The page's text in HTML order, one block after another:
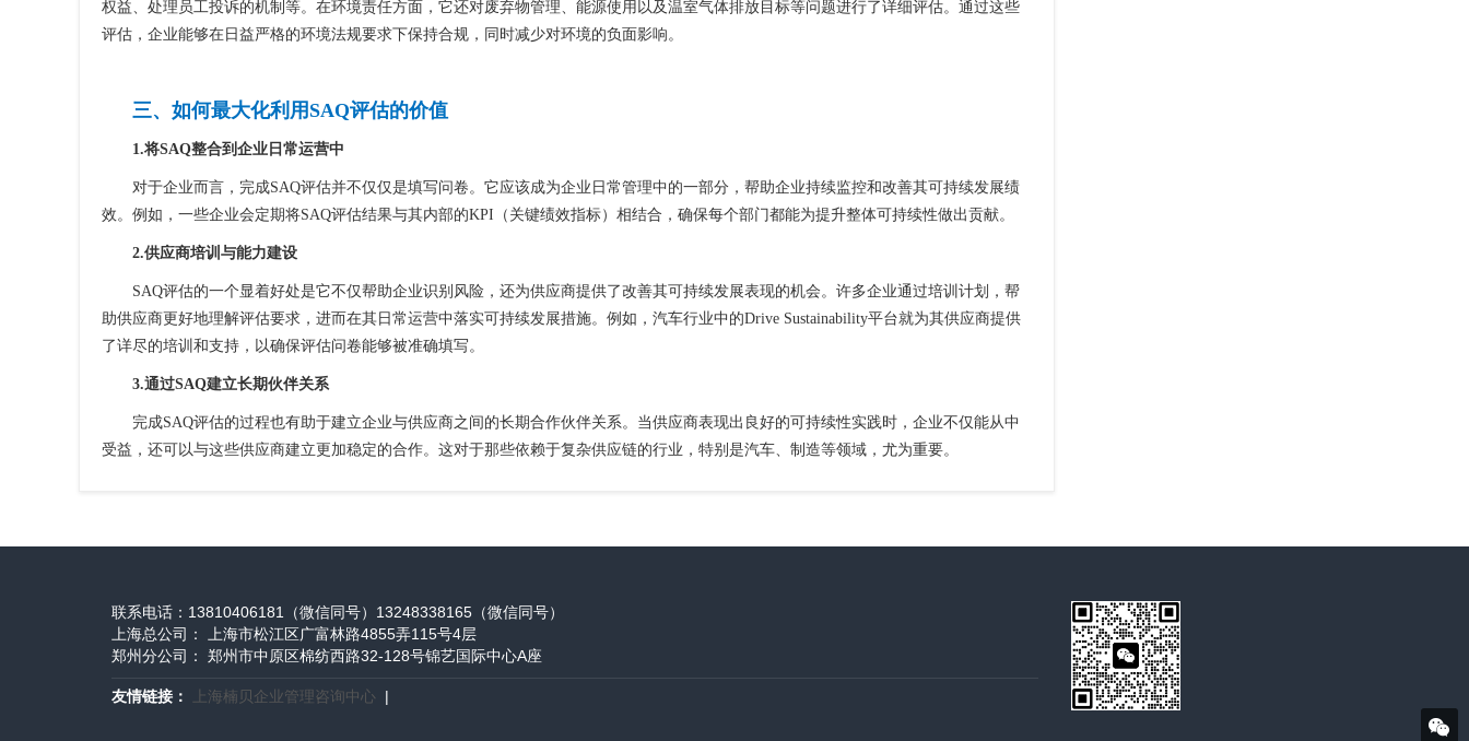
权益、处理员工投诉的机制等。在环境责任方面，它还对废弃物管理、能源使用以及温室气体排放目标等问题进行了详细评估。通过这些
评估，企业能够在日益严格的环境法规要求下保持合规，同时减少对环境的负面影响。
三、如何最大化利用SAQ评估的价值
1.将SAQ整合到企业日常运营中
对于企业而言，完成SAQ评估并不仅仅是填写问卷。它应该成为企业日常管理中的一部分，帮助企业持续监控和改善其可持续发展绩
效。例如，一些企业会定期将SAQ评估结果与其内部的KPI（关键绩效指标）相结合，确保每个部门都能为提升整体可持续性做出贡献。
2.供应商培训与能力建设
SAQ评估的一个显着好处是它不仅帮助企业识别风险，还为供应商提供了改善其可持续发展表现的机会。许多企业通过培训计划，帮
助供应商更好地理解评估要求，进而在其日常运营中落实可持续发展措施。例如，汽车行业中的Drive Sustainability平台就为其供应商提供
了详尽的培训和支持，以确保评估问卷能够被准确填写。
3.通过SAQ建立长期伙伴关系
完成SAQ评估的过程也有助于建立企业与供应商之间的长期合作伙伴关系。当供应商表现出良好的可持续性实践时，企业不仅能从中
受益，还可以与这些供应商建立更加稳定的合作。这对于那些依赖于复杂供应链的行业，特别是汽车、制造等领域，尤为重要。
联系电话：13810406181（微信同号）13248338165（微信同号）
上海总公司： 上海市松江区广富林路4855弄115号4层
郑州分公司： 郑州市中原区棉纺西路32-128号锦艺国际中心A座
友情链接： 上海楠贝企业管理咨询中心 |